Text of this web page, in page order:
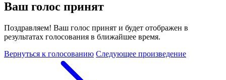
Ваш голос принят
Поздравляем! Ваш голос принят и будет отображен в
результатах голосования в ближайшее время.
Вернуться к голосованию Следующее произведение